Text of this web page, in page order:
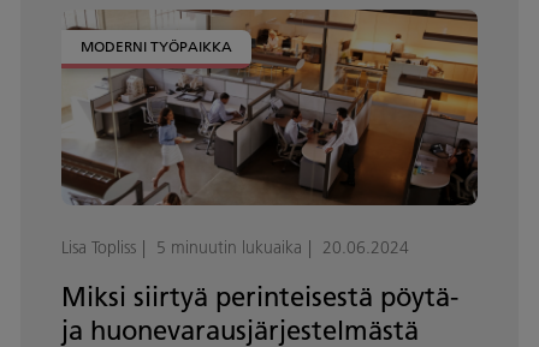
MODERNI TYÖPAIKKA
Lisa Topliss 5 minuutin lukuaika 20.06.2024
Miksi siirtyä perinteisestä pöytä-
ja huonevarausjärjestelmästä